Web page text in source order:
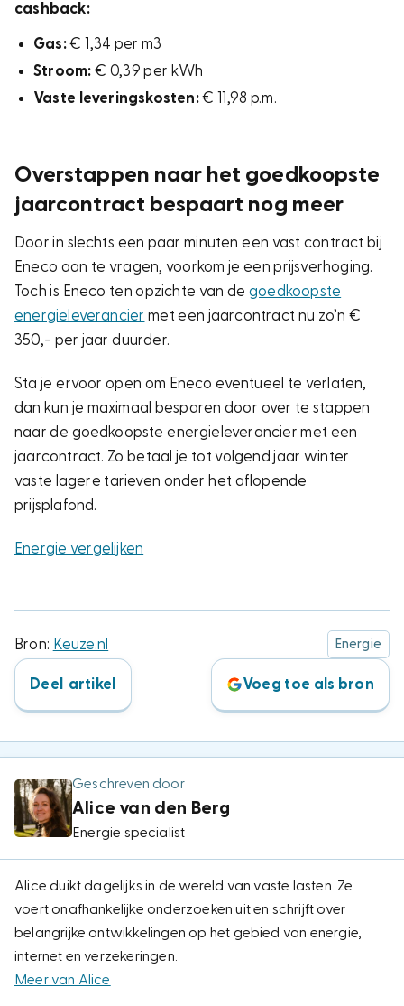
cashback:
Gas:€ 1,34 per m3
Stroom:€ 0,39 per kWh
Vaste leveringskosten:€ 11,98 p.m.
Overstappen naar het goedkoopste
jaarcontract bespaart nog meer
Door in slechts een paar minuten een vast contract bij
Eneco aan te vragen, voorkom je een prijsverhoging.
Toch is Eneco ten opzichte van degoedkoopste
energieleverancier met een jaarcontract nu zo’n €
350,- per jaar duurder.
Sta je ervoor open om Eneco eventueel te verlaten,
dan kun je maximaal besparen door over te stappen
naar de goedkoopste energieleverancier met een
jaarcontract. Zo betaal je tot volgend jaar winter
vaste lagere tarieven onder het aflopende
prijsplafond.
Energie vergelijken
Bron: Keuze.nl Energie
Deel artikel Voeg toe als bron
Geschreven door
Alice van den Berg
Energie specialist
Alice duikt dagelijks in de wereld van vaste lasten. Ze
voert onafhankelijke onderzoeken uit en schrijft over
belangrijke ontwikkelingen op het gebied van energie,
internet en verzekeringen.
Meer van Alice